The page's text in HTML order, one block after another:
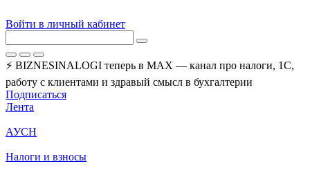
Войти в личный кабинет
⚡ BIZNESINALOGI теперь в MAX — канал про налоги, 1С,
работу с клиентами и здравый смысл в бухгалтерии
Подписаться
Лента
АУСН
Налоги и взносы